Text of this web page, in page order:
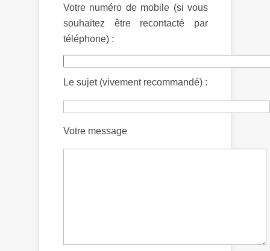
Votre numéro de mobile (si vous
souhaitez être recontacté par
téléphone) :
Le sujet (vivement recommandé) :
Votre message